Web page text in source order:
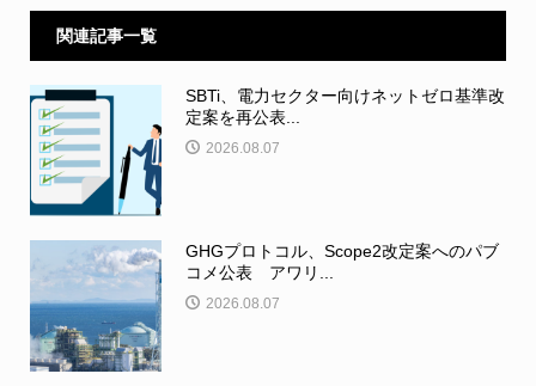
関連記事一覧
SBTi、電力セクター向けネットゼロ基準改
定案を再公表...
2026.08.07
GHGプロトコル、Scope2改定案へのパブ
コメ公表 アワリ...
2026.08.07